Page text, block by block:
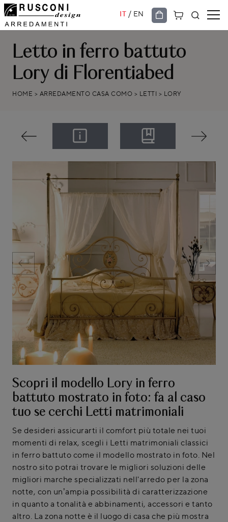
IT / EN
Letto in ferro battuto
Lory di Florentiabed
HOME > ARREDAMENTO CASA COMO > LETTI > LORY
Scopri il modello Lory in ferro
battuto mostrato in foto: fa al caso
tuo se cerchi Letti matrimoniali
Se desideri assicurarti il comfort più totale nei tuoi
momenti di relax, scegli i Letti matrimoniali classici
in ferro battuto come il modello mostrato in foto. Nel
nostro sito potrai trovare le migliori soluzioni delle
migliori marche specializzati nell'arredo per la zona
notte, con un’ampia possibilità di caratterizzazione
in quanto a tonalità e abbinamenti, accessori e tanto
altro. La zona notte è il luogo di casa che più mostra